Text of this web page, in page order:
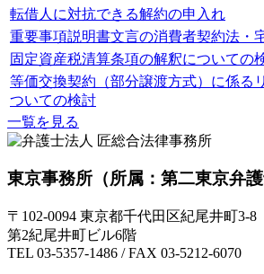
転借人に対抗できる解約の申入れ
重要事項説明書文言の消費者契約法・
固定資産税清算条項の解釈についての
等価交換契約（部分譲渡方式）に係る
ついての検討
一覧を見る
東京事務所 （所属：第二東京弁護
〒102-0094 東京都千代田区紀尾井町3-8
第2紀尾井町ビル6階
TEL 03-5357-1486 / FAX 03-5212-6070